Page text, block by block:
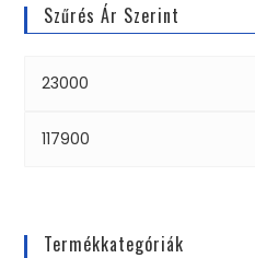
Szűrés Ár Szerint
Termékkategóriák